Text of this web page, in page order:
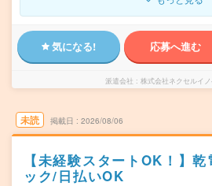
気になる! 応募へ進む
派遣会社 株式会社ネクセルイ
未読 掲載日 2026/08/06
【未経験スタートOK！】
ック/日払いOK